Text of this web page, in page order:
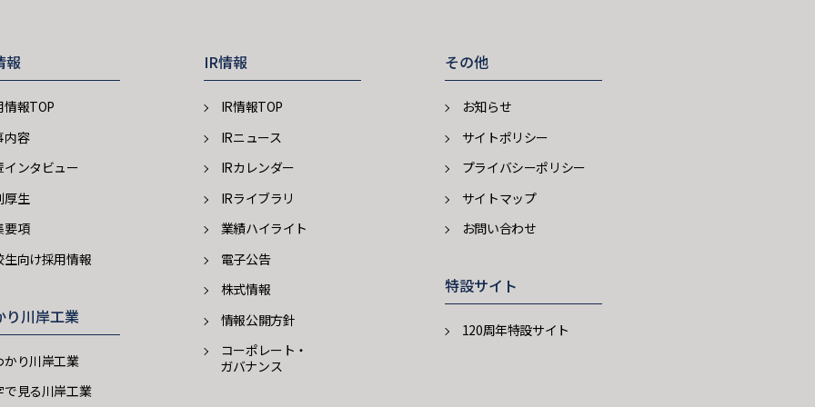
報
情報TOP
内容
インタビュー
厚生
要項
生向け採用情報
り川岸工業
かり川岸工業
で見る川岸工業
IR情報
IR情報TOP
IRニュース
IRカレンダー
IRライブラリ
業績ハイライト
電子公告
株式情報
情報公開方針
コーポレート・
ガバナンス
その他
お知らせ
サイトポリシー
プライバシーポリシー
サイトマップ
お問い合わせ
特設サイト
120周年特設サイト